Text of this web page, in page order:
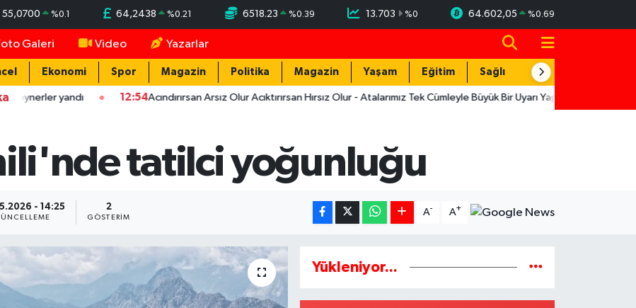
55,0700 %0.1 64,2438 %0.21 6518.23 %0.39 13.703 %0 64.602,05 %0.69
Galeri Video Yazarlar
Ekonomi Spor Magazin Politika Magazin Yaşam Eğitim Sağlık Teknoloji
yandı 12:54Acındırırsan Arsız Olur Acıktırırsan Hırsız Olur - Atalarımız Tek Cümleyle Büyük Bir Uyarı Yapmış
tatilci yoğunluğu
- 14:25 2
GÖSTERIM
A- A+
Yükleniyor...